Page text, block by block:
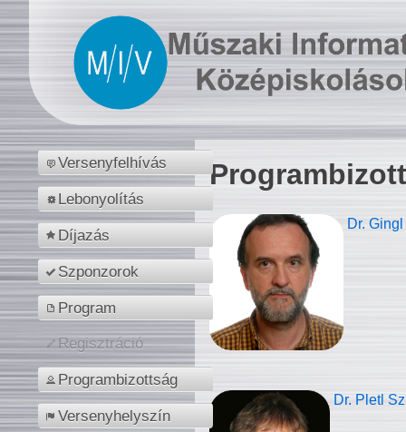
Versenyfelhívás
Lebonyolítás
Díjazás
Szponzorok
Program
Regisztráció
Programbizottság
Versenyhelyszín
Dr.
Dr. Pletl